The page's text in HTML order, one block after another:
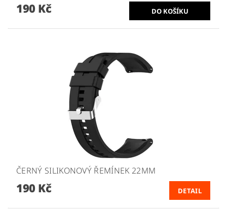
190 Kč
ČERNÝ SILIKONOVÝ ŘEMÍNEK 22MM
190 Kč DETAIL